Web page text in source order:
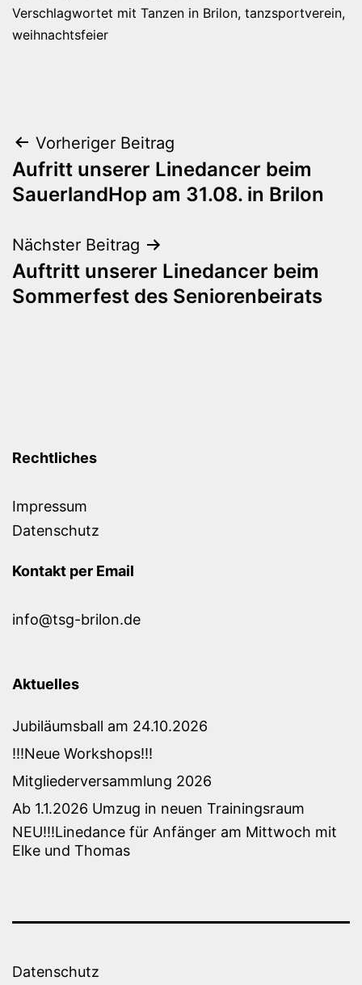
Verschlagwortet mit Tanzen in Brilon, tanzsportverein,
weihnachtsfeier
Beitragsnavigation
Vorheriger Beitrag
Aufritt unserer Linedancer beim
SauerlandHop am 31.08. in Brilon
Nächster Beitrag
Auftritt unserer Linedancer beim
Sommerfest des Seniorenbeirats
Rechtliches
Impressum
Datenschutz
Kontakt per Email
info@tsg-brilon.de
Aktuelles
Jubiläumsball am 24.10.2026
!!!Neue Workshops!!!
Mitgliederversammlung 2026
Ab 1.1.2026 Umzug in neuen Trainingsraum
NEU!!!Linedance für Anfänger am Mittwoch mit
Elke und Thomas
Datenschutz